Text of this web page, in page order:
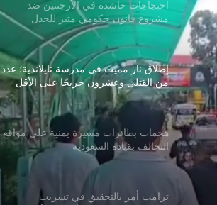
احتجاجات حاشدة في الأرجنتين ضد
مشروع قانون حكومي مثير للجدل
إطلاق نار مميت في مدرسة تايلاندية؛ عدد
من القتلى وعشرون جريحًا على الأقل
هجمات بطائرات مسيرة يمنية على مواقع
التحالف بقيادة السعودية
ترامب أمر بالتحقيق في تسريب